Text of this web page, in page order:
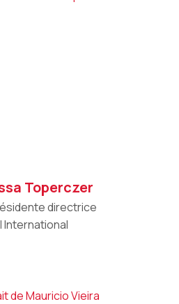
Toperczer
directrice
International